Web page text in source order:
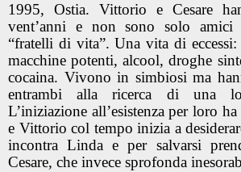
1995, Ostia. Vittorio e Cesare
vent’anni e non sono solo amici
“fratelli di vita”. Una vita di
macchine potenti, alcool, droghe
cocaina. Vivono in simbiosi ma
entrambi alla ricerca di una
L’iniziazione all’esistenza per loro
e Vittorio col tempo inizia a
incontra Linda e per salvarsi
Cesare, che invece sprofonda